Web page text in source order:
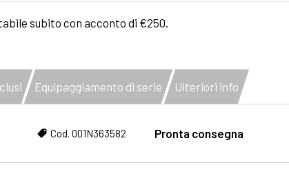
subito con acconto di €250.
Equipaggiamento di serie Ulteriori info
Cod. 001N363582 Pronta consegna